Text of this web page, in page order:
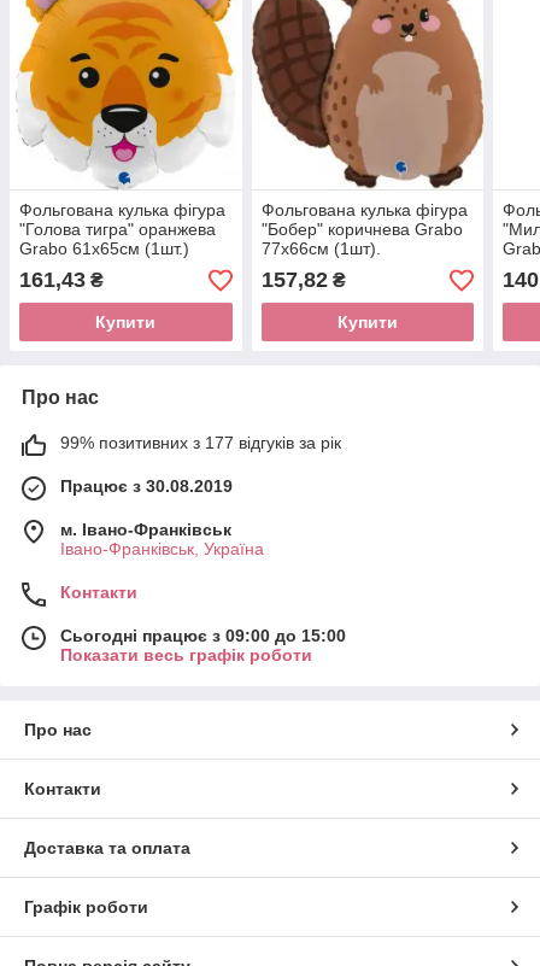
Фольгована кулька фігура
"Голова тигра" оранжева
Grabo 61х65см (1шт.)
161,43 ₴
Купити
Фольгована кулька фігура
"Бобер" коричнева Grabo
77х66см (1шт).
157,82₴
Купити
Про нас
99% позитивних з 177 відгуків за рік
Працює з 30.08.2019
м. Івано-Франківськ
Івано-Франківськ, Україна
Контакти
Сьогодні працює з 09:00 до 15:00
Показати весь графік роботи
Про нас
Контакти
Доставка та оплата
Графік роботи